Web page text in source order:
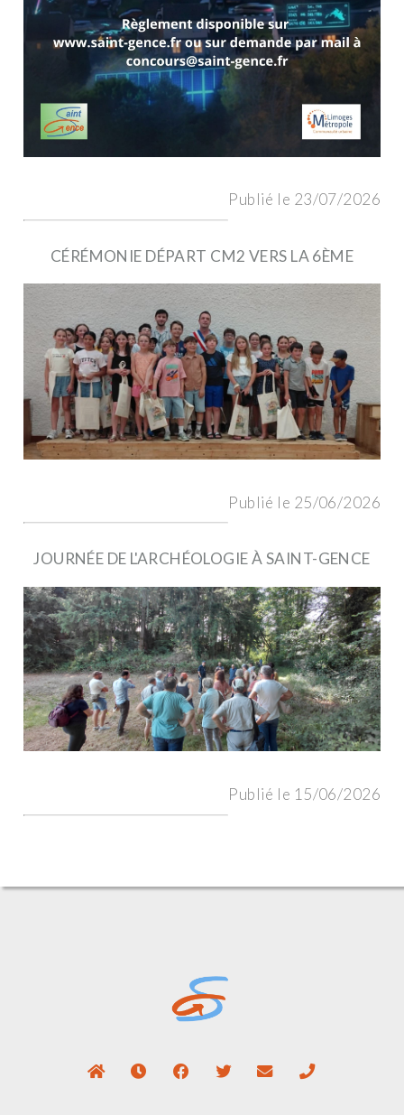
Publié le 23/07/2026
CÉRÉMONIE DÉPART CM2 VERS LA 6ÈME
Publié le 25/06/2026
JOURNÉE DE L'ARCHÉOLOGIE À SAINT-GENCE
Publié le 15/06/2026